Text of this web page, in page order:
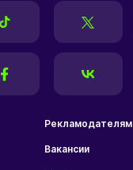
Рекламодателям
Вакансии